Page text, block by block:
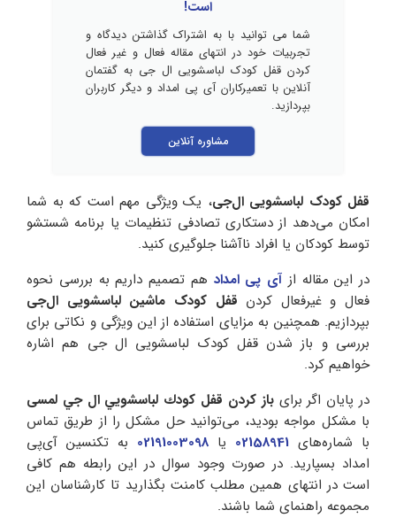
است!
شما می توانید با به اشتراک گذاشتن دیدگاه و
تجربیات خود در انتهای مقاله فعال و غیر فعال
کردن قفل کودک لباسشویی ال جی به گفتمان
آنلاین با تعمیرکاران آی پی امداد و دیگر کاربران
بپردازید.
مشاوره آنلاین
قفل کودک لباسشویی ال‌جی، یک ویژگی مهم است که به شما
امکان می‌دهد از دستکاری تصادفی تنظیمات یا برنامه شستشو
توسط کودکان یا افراد ناآشنا جلوگیری کنید.
در این مقاله از آی پی امداد هم تصمیم داریم به بررسی نحوه
فعال و غیرفعال کردن قفل کودک ماشین لباسشویی ال‌جی
بپردازیم. همچنین به مزایای استفاده از این ویژگی و نکاتی برای
بررسی و باز شدن قفل کودک لباسشویی ال جی هم اشاره
خواهیم کرد.
در پایان اگر برای باز كردن قفل كودك لباسشويي ال جي لمسی
با مشکل مواجه بودید، می‌توانید حل مشکل را از طریق تماس
با شماره‌های 02158941 یا 02191003098 به تکنسین آی‌پی
امداد بسپارید. در صورت وجود سوال در این رابطه هم کافی
است در انتهای همین مطلب کامنت بگذارید تا کارشناسان این
مجموعه راهنمای شما باشند.